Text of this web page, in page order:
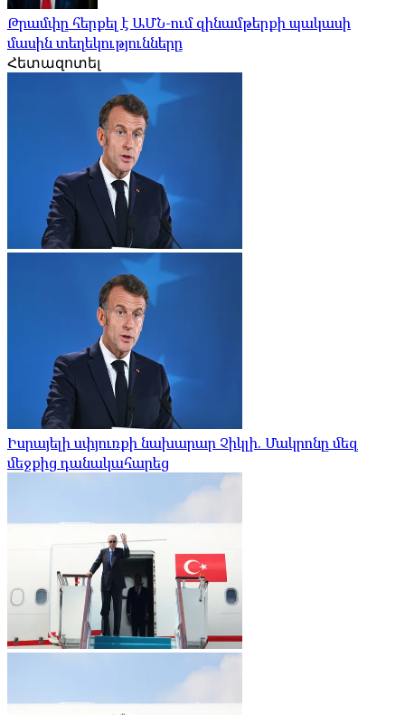
Թրամփը հերքել է ԱՄՆ-ում զինամթերքի պակասի
մասին տեղեկությունները
Հետազոտել
Իսրայելի սփյուռքի նախարար Չիկլի. Մակրոնը մեզ
մեջքից դանակահարեց